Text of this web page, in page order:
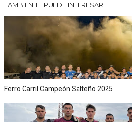
TAMBIÉN TE PUEDE INTERESAR
Ferro Carril Campeón Salteño 2025